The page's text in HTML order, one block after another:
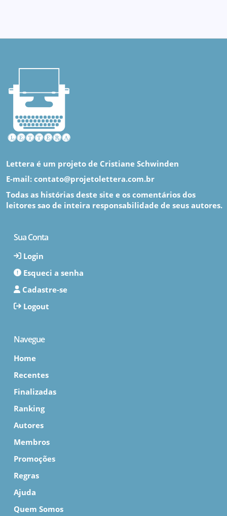
Lettera é um projeto de Cristiane Schwinden
E-mail: contato@projetolettera.com.br
Todas as histórias deste site e os comentários dos
leitores sao de inteira responsabilidade de seus autores.
Sua Conta
Login
Esqueci a senha
Cadastre-se
Logout
Navegue
Home
Recentes
Finalizadas
Ranking
Autores
Membros
Promoções
Regras
Ajuda
Quem Somos